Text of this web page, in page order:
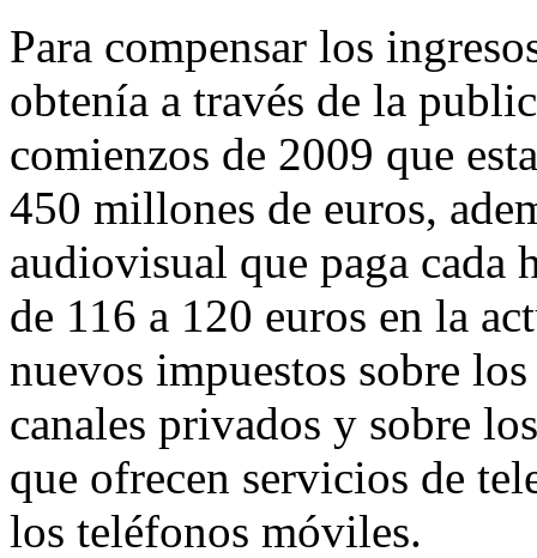
Para compensar los
obtenía a través de la
comienzos de 2009 que
450 millones de euros,
audiovisual que paga cada
de 116 a 120 euros en la
nuevos impuestos sobre
canales privados y sobre
que ofrecen servicios de
los teléfonos móviles.